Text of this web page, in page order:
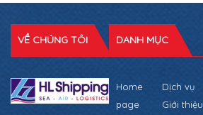
VỀ CHÚNG TÔI DANH MỤC
Home
page
Dịch vụ
Giới thiệu